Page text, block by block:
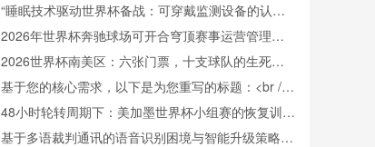
线与晋级密码
“睡眠技术驱动世界杯备战：可穿戴监测设备的认证
规范与竞技表现验证研究”
2026年世界杯奔驰球场可开合穹顶赛事运营管理指
南
2026世界杯南美区：六张门票，十支球队的生死竞
速
基于您的核心需求，以下是为您重写的标题：<br />
<br /> **供应链时间弹性：美加墨海关节点对世界杯
球队后勤保障的冲击效应评估**
48小时轮转周期下：美加墨世界杯小组赛的恢复训练
体系优化方案
基于多语裁判通讯的语音识别困境与智能升级策略